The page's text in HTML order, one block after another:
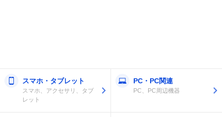
スマホ・タブレット
スマホ、アクセサリ、タブ
レット
PC・PC関連
PC、PC周辺機器